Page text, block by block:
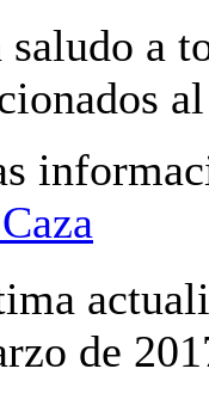
saludo a
de